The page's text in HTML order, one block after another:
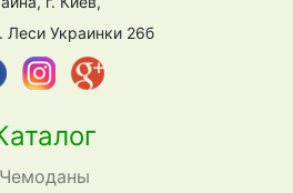
Чемоданы
Леси Украинки 26б